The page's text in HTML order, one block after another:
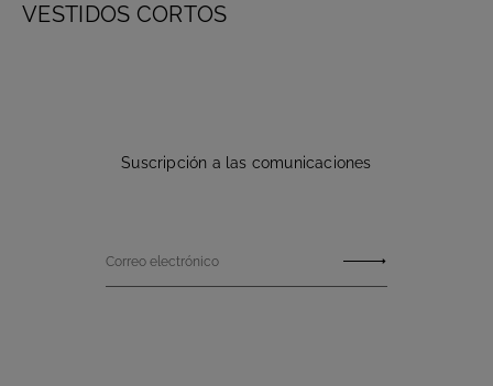
VESTIDOS CORTOS
Suscripción a las comunicaciones
Correo electrónico